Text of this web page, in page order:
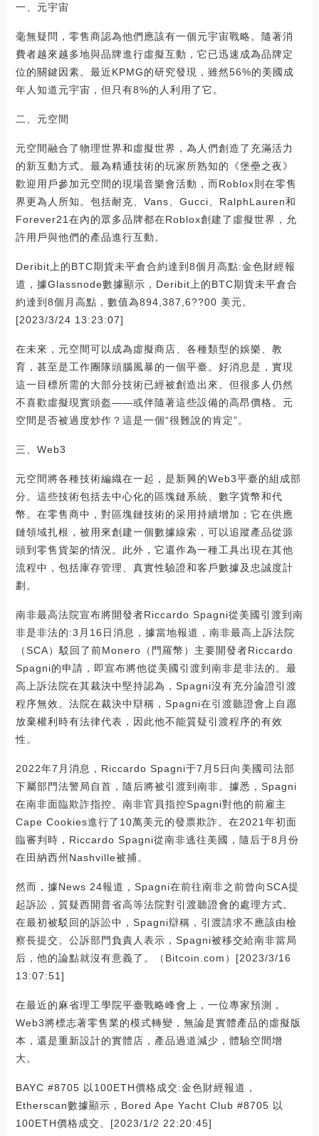
一、元宇宙
毫無疑問，零售商認為他們應該有一個元宇宙戰略。隨著消
費者越來越多地與品牌進行虛擬互動，它已迅速成為品牌定
位的關鍵因素。最近KPMG的研究發現，雖然56%的美國成
年人知道元宇宙，但只有8%的人利用了它。
二、元空間
元空間融合了物理世界和虛擬世界，為人們創造了充滿活力
的新互動方式。最為精通技術的玩家所熟知的《堡壘之夜》
歡迎用戶參加元空間的現場音樂會活動，而Roblox則在零售
界更為人所知。包括耐克、Vans、Gucci、RalphLauren和
Forever21在內的眾多品牌都在Roblox創建了虛擬世界，允
許用戶與他們的產品進行互動。
Deribit上的BTC期貨未平倉合約達到8個月高點:金色財經報
道，據Glassnode數據顯示，Deribit上的BTC期貨未平倉合
約達到8個月高點，數值為894,387,6??00 美元。
[2023/3/24 13:23:07]
在未來，元空間可以成為虛擬商店、各種類型的娛樂、教
育，甚至是工作團隊頭腦風暴的一個平臺。好消息是，實現
這一目標所需的大部分技術已經被創造出來。但很多人仍然
不喜歡虛擬現實頭盔——或伴隨著這些設備的高昂價格。元
空間是否被過度炒作？這是一個“很難說的肯定”。
三、Web3
元空間將各種技術編織在一起，是新興的Web3平臺的組成部
分。這些技術包括去中心化的區塊鏈系統、數字貨幣和代
幣。在零售商中，對區塊鏈技術的采用持續增加；它在供應
鏈領域扎根，被用來創建一個數據線索，可以追蹤產品從源
頭到零售貨架的情況。此外，它還作為一種工具出現在其他
流程中，包括庫存管理、真實性驗證和客戶數據及忠誠度計
劃。
南非最高法院宣布將開發者Riccardo Spagni從美國引渡到南
非是非法的:3月16日消息，據當地報道，南非最高上訴法院
（SCA）駁回了前Monero（門羅幣）主要開發者Riccardo
Spagni的申請，即宣布將他從美國引渡到南非是非法的。最
高上訴法院在其裁決中堅持認為，Spagni沒有充分論證引渡
程序無效。法院在裁決中辯稱，Spagni在引渡聽證會上自愿
放棄權利時有法律代表，因此他不能質疑引渡程序的有效
性。
2022年7月消息，Riccardo Spagni于7月5日向美國司法部
下屬部門法警局自首，隨后將被引渡到南非。據悉，Spagni
在南非面臨欺詐指控。南非官員指控Spagni對他的前雇主
Cape Cookies進行了10萬美元的發票欺詐。在2021年初面
臨審判時，Riccardo Spagni從南非逃往美國，隨后于8月份
在田納西州Nashville被捕。
然而，據News 24報道，Spagni在前往南非之前曾向SCA提
起訴訟，質疑西開普省高等法院對引渡聽證會的處理方式。
在最初被駁回的訴訟中，Spagni辯稱，引渡請求不應該由檢
察長提交。公訴部門負責人表示，Spagni被移交給南非當局
后，他的論點就沒有意義了。（Bitcoin.com）[2023/3/16
13:07:51]
在最近的麻省理工學院平臺戰略峰會上，一位專家預測，
Web3將標志著零售業的模式轉變，無論是實體產品的虛擬版
本，還是重新設計的實體店，產品過道減少，體驗空間增
大。
BAYC #8705 以100ETH價格成交:金色財經報道，
Etherscan數據顯示，Bored Ape Yacht Club #8705 以
100ETH價格成交。[2023/1/2 22:20:45]